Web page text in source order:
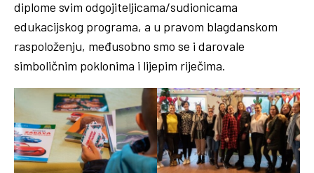
diplome svim odgojiteljicama/sudionicama
edukacijskog programa, a u pravom blagdanskom
raspoloženju, međusobno smo se i darovale
simboličnim poklonima i lijepim riječima.